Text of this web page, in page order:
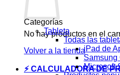
No hay productos en el
Volver a la tienda
⚡ CALCULADORA DE
Categorías
Tableta
Todas las
iPad de
Samsung
Microsoft